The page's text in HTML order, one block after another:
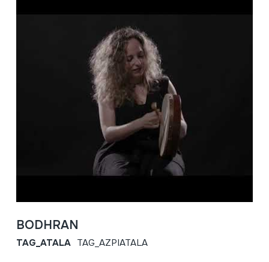
BODHRAN
TAG_ATALA TAG_AZPIATALA